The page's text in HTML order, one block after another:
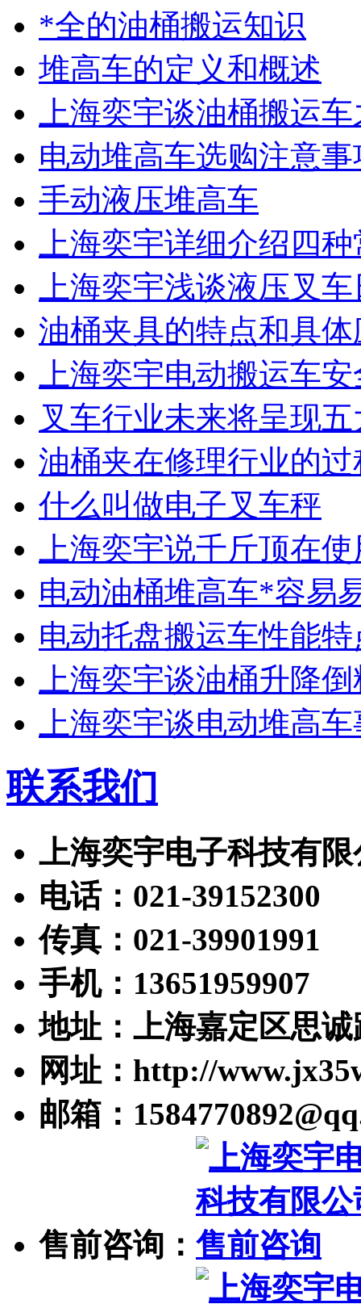
*全的油桶搬运知识
堆高车的定义和概述
上海奕宇谈油桶搬运
电动堆高车选购注意
手动液压堆高车
上海奕宇详细介绍四
上海奕宇浅谈液压叉
油桶夹具的特点和具
上海奕宇电动搬运车
叉车行业未来将呈现
油桶夹在修理行业的
什么叫做电子叉车秤
上海奕宇说千斤顶在
电动油桶堆高车*容易
电动托盘搬运车性能
上海奕宇谈油桶升降
上海奕宇谈电动堆高
联系我们
上海奕宇电子科技有限
电话：021-39152300
传真：021-39901991
手机：13651959907
地址：上海嘉定区思诚
网址：http://
邮箱：
售前咨询：